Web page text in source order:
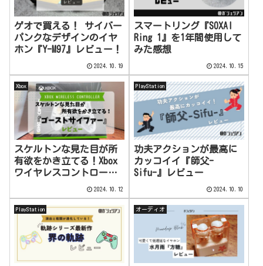
ゲオで買える！ サイバー
パンクなデザインのイヤ
ホン『Y-M97』レビュー！
2024.10.19
スマートリング『SOXAI
Ring 1』を1年間使用して
みた感想
2024.10.15
Xbox
スケルトンな見た目が所
有欲をかき立てる！Xbox
ワイヤレスコントローラ
ー『ゴーストサイファ
ー』レビュー
2024.10.12
PlayStation
功夫アクションが最高に
カッコイイ『師父-
Sifu-』レビュー
2024.10.10
PlayStation オーディオ